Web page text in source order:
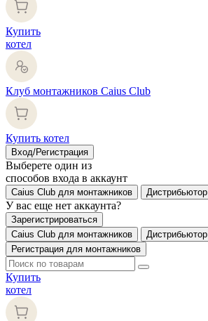
Купить
котел
Клуб монтажников Caius Club
Купить котел
Вход/Регистрация
Выберете один из
способов входа в аккаунт
Caius Club для монтажников Дистрибьютор
У вас еще нет аккаунта?
Зарегистрироваться
Caius Club для монтажников
Дистрибьютор
Регистрация для монтажников
Купить
котел